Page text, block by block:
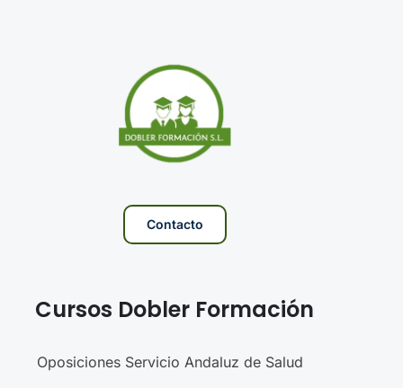
Contacto
Cursos Dobler Formación
Oposiciones Servicio Andaluz de Salud